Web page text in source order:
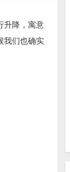
升降，寓意
我们也确实